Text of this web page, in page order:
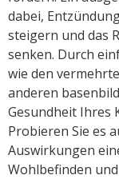
dabei,
steigern und das
senken. Durch
wie den
anderen
Gesundheit Ihres
Probieren Sie es
Auswirkungen
Wohlbefinden